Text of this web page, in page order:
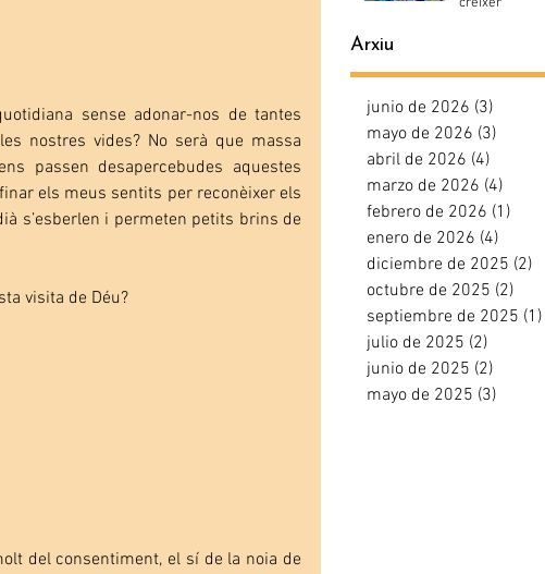
sense adonar-nos de tantes
nostres vides? No serà que massa
passen desapercebudes aquestes
els meus sentits per reconèixer els
s’esberlen i permeten petits brins de
visita de Déu?
del consentiment, el sí de la noia de
Arxiu
junio de 2026 (3)
mayo de 2026 (3)
abril de 2026 (4)
marzo de 2026 (4)
febrero de 2026 (1)
enero de 2026 (4)
diciembre de 2025 (2)
octubre de 2025 (2)
septiembre de 2025 (1)
julio de 2025 (2)
junio de 2025 (2)
mayo de 2025 (3)